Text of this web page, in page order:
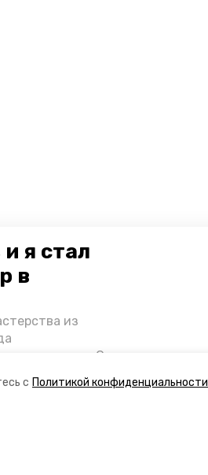
с Политикой конфиденциальности
я стал
в
из
премьеры. О